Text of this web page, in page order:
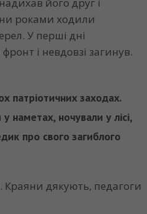
роками ходили
У перші дні
і невдовзі загинув.
патріотичних заходах.
ночували у лісі,
про свого загиблого
Краяни дякують, педагоги